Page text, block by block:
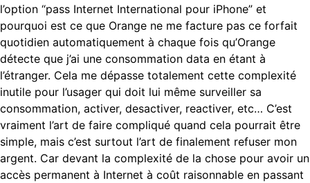
l’option “pass Internet International pour iPhone” et
pourquoi est ce que Orange ne me facture pas ce forfait
quotidien automatiquement à chaque fois qu’Orange
détecte que j’ai une consommation data en étant à
l’étranger. Cela me dépasse totalement cette complexité
inutile pour l’usager qui doit lui même surveiller sa
consommation, activer, desactiver, reactiver, etc… C’est
vraiment l’art de faire compliqué quand cela pourrait être
simple, mais c’est surtout l’art de finalement refuser mon
argent. Car devant la complexité de la chose pour avoir un
accès permanent à Internet à coût raisonnable en passant